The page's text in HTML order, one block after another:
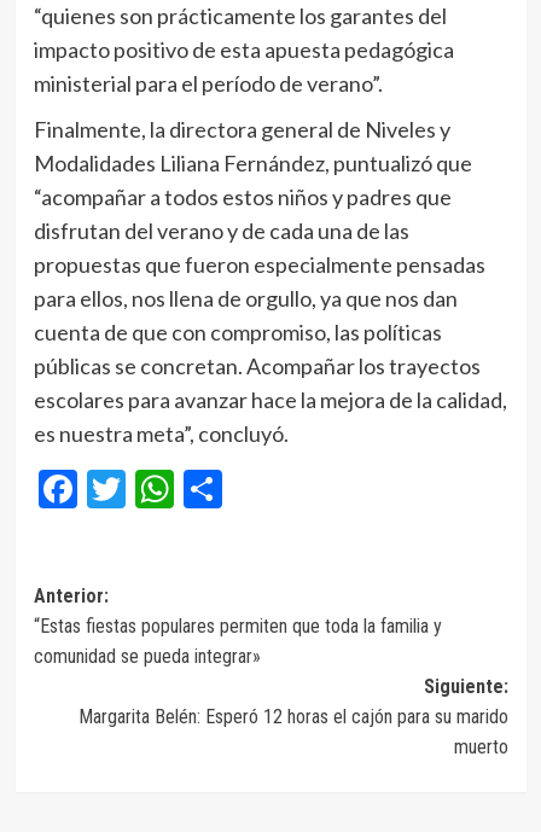
“quienes son prácticamente los garantes del
impacto positivo de esta apuesta pedagógica
ministerial para el período de verano”.
Finalmente, la directora general de Niveles y
Modalidades Liliana Fernández, puntualizó que
“acompañar a todos estos niños y padres que
disfrutan del verano y de cada una de las
propuestas que fueron especialmente pensadas
para ellos, nos llena de orgullo, ya que nos dan
cuenta de que con compromiso, las políticas
públicas se concretan. Acompañar los trayectos
escolares para avanzar hace la mejora de la calidad,
es nuestra meta”, concluyó.
Facebook
Twitter
WhatsApp
Compartir
Navegación
de
entradas
Anterior:
“Estas fiestas populares permiten que toda la familia y
comunidad se pueda integrar»
Siguiente:
Margarita Belén: Esperó 12 horas el cajón para su marido
muerto